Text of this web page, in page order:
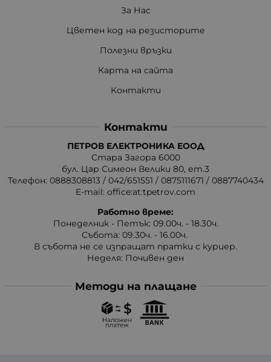
За Нас
Цветен код на резисторите
Полезни връзки
Карта на сайта
Контакти
Контакти
ПЕТРОВ ЕЛЕКТРОНИКА ЕООД
Стара Загора 6000
бул. Цар Симеон Велики 80, ет.3
Телефон: 0888308813 / 042/651551 / 0875111671 / 0887740434
E-mail: office:at:tpetrov.com
Работно време:
Понеделник - Петък: 09.00ч. - 18.30ч.
Събота: 09.30ч. - 16.00ч.
В събота не се изпращат пратки с куриер.
Неделя: Почивен ден
Методи на плащане